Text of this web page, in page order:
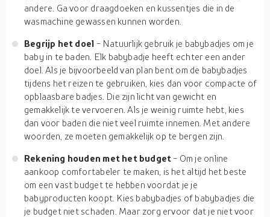
andere. Ga voor draagdoeken en kussentjes die in de
wasmachine gewassen kunnen worden.
Begrijp het doel - Natuurlijk gebruik je babybadjes om je
baby in te baden. Elk babybadje heeft echter een ander
doel. Als je bijvoorbeeld van plan bent om de babybadjes
tijdens het reizen te gebruiken, kies dan voor compacte of
opblaasbare badjes. Die zijn licht van gewicht en
gemakkelijk te vervoeren. Als je weinig ruimte hebt, kies
dan voor baden die niet veel ruimte innemen. Met andere
woorden, ze moeten gemakkelijk op te bergen zijn.
Rekening houden met het budget- Om je online
aankoop comfortabeler te maken, is het altijd het beste
om een vast budget te hebben voordat je je
babyproducten koopt. Kies babybadjes of babybadjes die
je budget niet schaden. Maar zorg ervoor dat je niet voor